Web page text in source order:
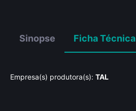
Sinopse Ficha Técnica
Empresa(s) produtora(s): TAL